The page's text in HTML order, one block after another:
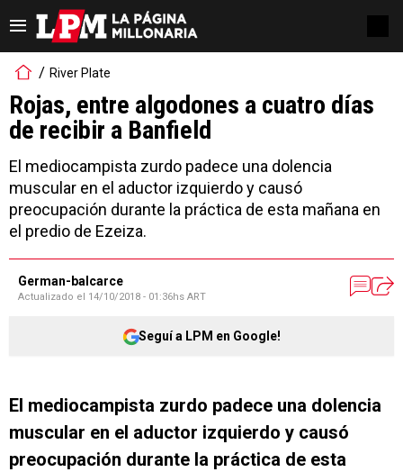
River Plate
Rojas, entre algodones a cuatro días
de recibir a Banfield
El mediocampista zurdo padece una dolencia
muscular en el aductor izquierdo y causó
preocupación durante la práctica de esta mañana en
el predio de Ezeiza.
German-balcarce
Actualizado el 14/10/2018 - 01:36hs ART
Seguí a LPM en Google!
El mediocampista zurdo padece una dolencia
muscular en el aductor izquierdo y causó
preocupación durante la práctica de esta